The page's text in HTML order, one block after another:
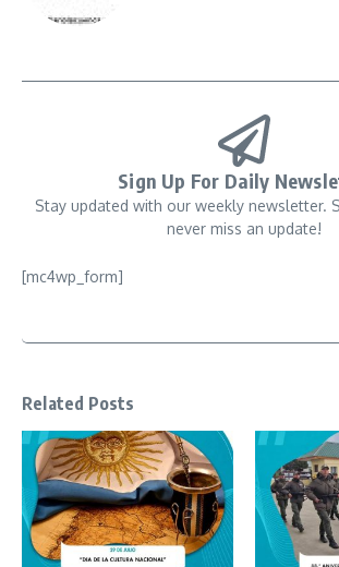
Sign Up For Daily
Stay updated with our weekly newsletter.
never miss an update!
[mc4wp_form]
Related Posts